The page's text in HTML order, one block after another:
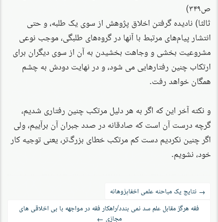
ص۳۴۹)
ثالثا) نادیده گرفتن اخلاق پژوهش از سوی یک طلبه، و حتی
انتشار پیام‌های مرتبط با آنها در گروه‌های طلبگی، موجب نوعی
مشروعیت بخشی و وجاهت بخشیدن به آن از سوی دیگران برای
ارتکاب چنین رفتارهایی می شود، و در نهایت دودش به چشم
همگان خواهد رفت.
و نکته آخر این که اگر به هر دلیل مرتکب چنین رفتاری شدیم،
گرچه درست آن است که صادقانه در صدد جبران آن برآییم، ولی
اگر چنین نکردیم دست کم مرتکب خطای بزرگ‌تر، یعنی توجیه کار
خود،‌ نشویم.
راه‌بری
نوشته
→ نتایج یک مباحثه علمی اخفاپژوهانه
فقه هرگز مقابل علم سد نمی بندد/راهکار فقه در مواجهه با بی اخلاقی های
مجازی ←